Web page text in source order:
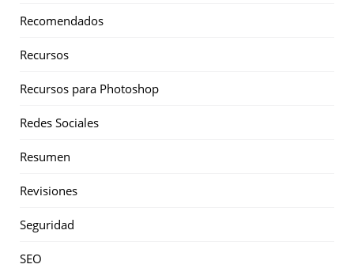
Recomendados
Recursos
Recursos para Photoshop
Redes Sociales
Resumen
Revisiones
Seguridad
SEO